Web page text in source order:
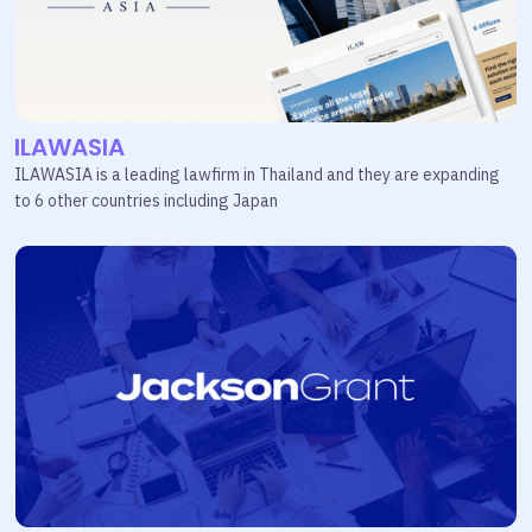
ILAWASIA
ILAWASIA is a leading lawfirm in Thailand and they are expanding
to 6 other countries including Japan